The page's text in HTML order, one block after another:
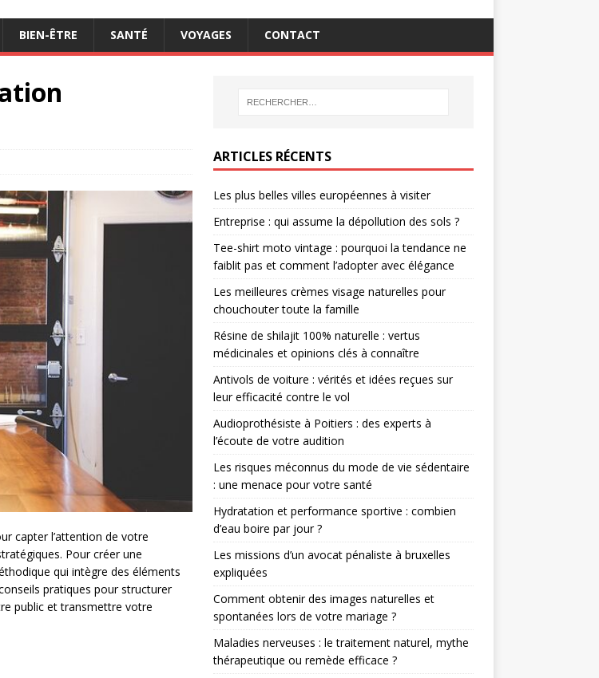
BIEN-ÊTRE SANTÉ VOYAGES CONTACT
capter l’attention de votre
Pour créer une
qui intègre des éléments
pratiques pour structurer
public et transmettre votre
ARTICLES RÉCENTS
Les plus belles villes européennes à visiter
Entreprise : qui assume la dépollution des sols ?
Tee-shirt moto vintage : pourquoi la tendance ne
faiblit pas et comment l’adopter avec élégance
Les meilleures crèmes visage naturelles pour
chouchouter toute la famille
Résine de shilajit 100% naturelle : vertus
médicinales et opinions clés à connaître
Antivols de voiture : vérités et idées reçues sur
leur efficacité contre le vol
Audioprothésiste à Poitiers : des experts à
l’écoute de votre audition
Les risques méconnus du mode de vie sédentaire
: une menace pour votre santé
Hydratation et performance sportive : combien
d’eau boire par jour ?
Les missions d’un avocat pénaliste à bruxelles
expliquées
Comment obtenir des images naturelles et
spontanées lors de votre mariage ?
Maladies nerveuses : le traitement naturel, mythe
thérapeutique ou remède efficace ?